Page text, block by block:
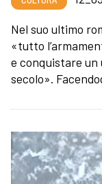
Nel suo ultimo
«tutto
e conquistare un
secolo».